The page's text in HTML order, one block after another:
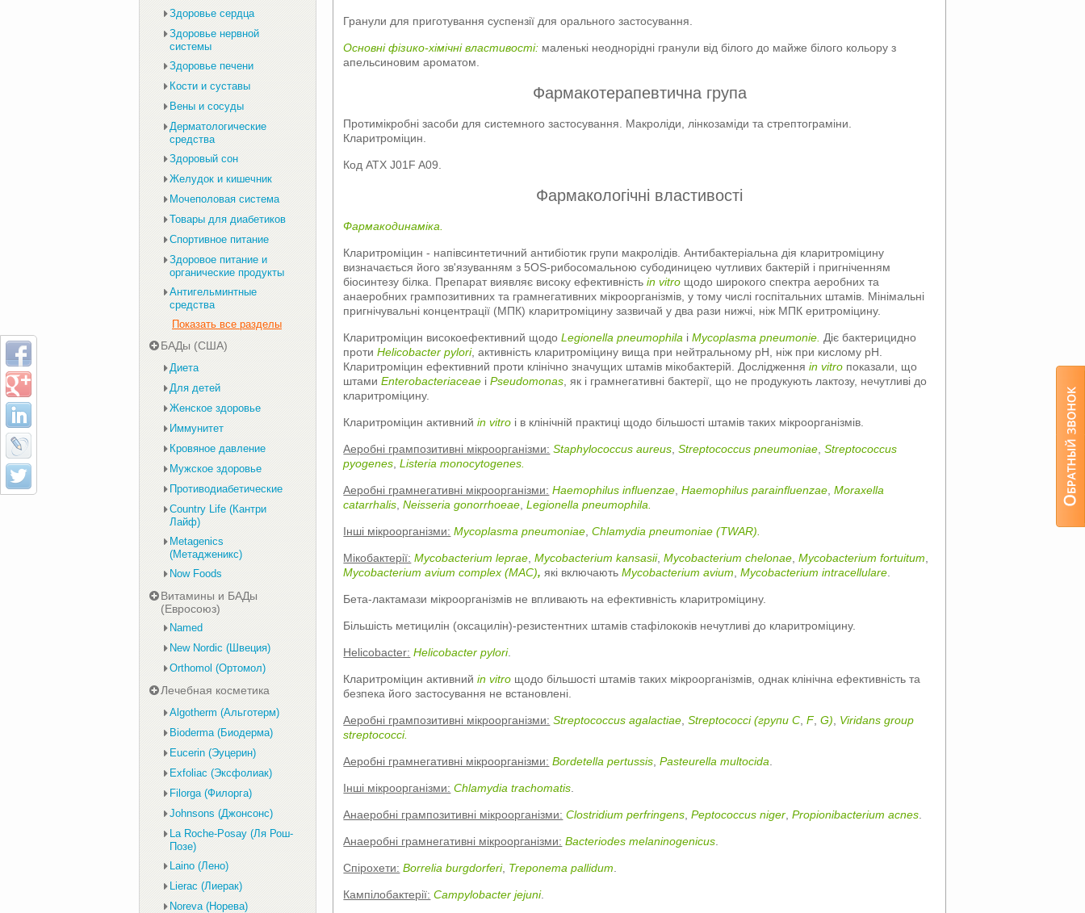
Гранули для приготування суспензії для орального застосування.
Основні фізико-хімічні властивості: маленькі неоднорідні гранули від білого до майже білого кольору з
апельсиновим ароматом.
Фармакотерапевтична група
Протимікробні засоби для системного застосування. Макроліди, лінкозаміди та стрептограміни.
Кларитроміцин.
Код АТХ J01F A09.
Фармакологічні властивості
Фармакодинаміка.
Кларитроміцин - напівсинтетичний антибіотик групи макролідів. Антибактеріальна дія кларитроміцину
визначається його зв'язуванням з 5OS-рибосомальною субодиницею чутливих бактерій і пригніченням
біосинтезу білка. Препарат виявляє високу ефективністьin vitro щодо широкого спектра аеробних та
анаеробних грампозитивних та грамнегативних мікроорганізмів, у тому числі госпітальних штамів. Мінімальні
пригнічувальні концентрації (МПК) кларитроміцину зазвичай у два рази нижчі, ніж МПК еритроміцину.
Кларитроміцин високоефективний щодоLegionella pneumophila іMycoplasma pneumonie. Діє бактерицидно
протиHelicobacter pylori, активність кларитроміцину вища при нейтральному pH, ніж при кислому pH.
Кларитроміцин ефективний проти клінічно значущих штамів мікобактерій. Дослідженняin vitro показали, що
штамиEnterobacteriaceae іPseudomonas , як і грамнегативні бактерії, що не продукують лактозу, нечутливі до
кларитроміцину.
Кларитроміцин активнийin vitro і в клінічній практиці щодо більшості штамів таких мікроорганізмів.
Аеробні грампозитивні мікроорганізми: Staphylococcus aureus ,Streptococcus pneumoniae ,Streptococcus
pyogenes ,Listeria monocytogenes.
Аеробні грамнегативні мікроорганізми: Haemophilus influenzae ,Haemophilus parainfluenzae ,Moraxella
catarrhаlis ,Neisseria gonorrhоеae ,Legionella pneumophila.
Інші мікроорганізми: Mycoplasma pneumoniae ,Chlamydia pneumoniae (TWAR).
Мікобактерії: Mycobacterium leprae ,Mycobacterium kansasii,Mycobacterium chelonae ,Mycobacterium fortuitum
Mycobacterium avium соmplex (MAC), які включаютьMycobacterium avium ,Mycobacterium intracellulare
Бета-лактамази мікроорганізмів не впливають на ефективність кларитроміцину.
Більшість метицилін (оксацилін)-резистентних штамів стафілококів нечутливі до кларитроміцину.
Helicobacter: Helicobacter pylori.
Кларитроміцин активнийin vitro щодо більшості штамів таких мікроорганізмів, однак клінічна ефективність та
безпека його застосування не встановлені.
Аеробні грампозитивні мікроорганізми: Streptococcus agalactiae ,Streptococci (групи C ,F,G)
Viridans group
streptococci.
Аеробні грамнегативні мікроорганізми: Bordetella pertussis ,Pasteurella multocida
Інші мікроорганізми: Chlamydia trachomatis
Анаеробні грампозитивні мікроорганізми: Clostridium perfringens ,Peptococcus niger ,Propionibacterium acnes
Анаеробні грамнегативні мікроорганізми: Bacteriodes melaninogenicus
Спірохети: Borrelia burgdorferi, Treponema pallidum
Кампілобактерії: Campylobacter jejuni.
Здоровье сердца
Здоровье нервной
системы
Здоровье печени
Кости и суставы
Вены и сосуды
Дерматологические
средства
Здоровый сон
Желудок и кишечник
Мочеполовая система
Товары для диабетиков
Спортивное питание
Здоровое питание и
органические продукты
Антигельминтные
средства
Показать все разделы
БАДы (США)
Диета
Для детей
Женское здоровье
Иммунитет
Кровяное давление
Мужское здоровье
Противодиабетические
Country Life (Кантри
Лайф)
Metagenics
(Метадженикс)
Now Foods
Витамины и БАДы
(Евросоюз)
Named
New Nordic (Швеция)
Orthomol (Ортомол)
Лечебная косметика
Algotherm (Альготерм)
Bioderma (Биодерма)
Eucerin (Эуцерин)
Exfoliac (Эксфолиак)
Filorga (Филорга)
Johnsons (Джонсонс)
La Roche-Posay (Ля Рош-
Позе)
Laino (Лено)
Lierac (Лиерак)
Noreva (Норева)